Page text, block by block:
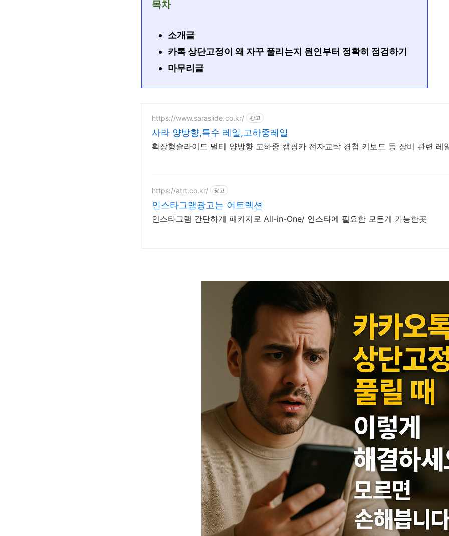
목차
소개글
카톡 상단고정이 왜 자꾸 풀리는지 원인부터 정확히 점검하기
마무리글
https://www.saraslide.co.kr/ 광고
사라 양방향,특수 레일,고하중레일
확장형슬라이드 멀티 양방향 고하중 캠핑카 전자교탁 경첩 키보드 등 장비 관련 레
https://atrt.co.kr/ 광고
인스타그램광고는 어트렉션
인스타그램 간단하게 패키지로 All-in-One/ 인스타에 필요한 모든게 가능한곳